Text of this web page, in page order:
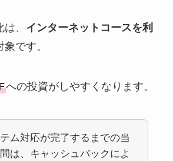
、 インターネットコースを利
です。
への投資がしやすくなります。
ム対応が完了するまでの当
は、キャッシュバックによ